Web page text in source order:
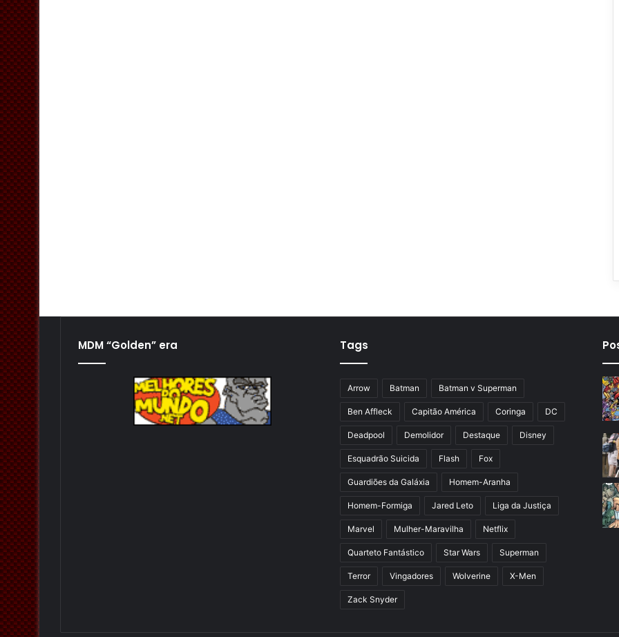
MDM “Golden” era Tags
Arrow Batman Batman v Superman
Ben Affleck Capitão América Coringa DC
Deadpool Demolidor Destaque Disney
Esquadrão Suicida Flash Fox
Guardiões da Galáxia Homem-Aranha
Homem-Formiga Jared Leto Liga da Justiça
Marvel Mulher-Maravilha Netflix
Quarteto Fantástico Star Wars Superman
Terror Vingadores Wolverine X-Men
Zack Snyder